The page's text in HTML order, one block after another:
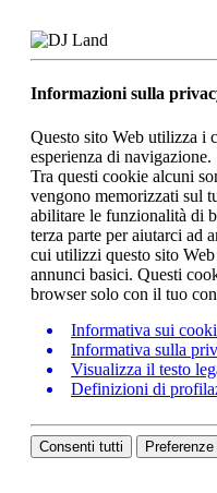
Informazioni sulla
Questo sito Web utilizza i
esperienza di navigazione.
Tra questi cookie alcuni
vengono memorizzati sul
abilitare le funzionalità di
terza parte per aiutarci ad
cui utilizzi questo sito
annunci basici. Questi
browser solo con il tuo
Informativa sui
Informativa sulla
Visualizza il testo
Definizioni di
Consenti tutti Preferenze